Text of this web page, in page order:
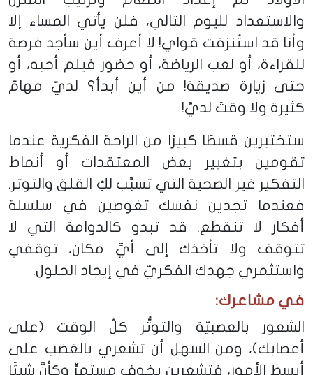
والاستعداد لليوم التالي، فلن يأتي المساء إلا
وأنا قد استُنزفت قواي! لا أعرف أين سأجد فرصة
للقراءة، أو لعب الرياضة، أو حضور فيلم أحبه، أو
حتى زيارة صديقة! من أين أبدأ؟ لديّ مهامّ
كثيرة ولا وقتَ لديَّ!
ستختبرين قسطًا كبيرًا من الراحة الفكرية عندما
تقومين بتغيير بعض المعتقدات أو أنماط
التفكير غير الصحية التي تسبِّب لكِ القلق والتوتر.
فعندما تجدين نفسك تغوصين في سلسلة
أفكار لا تنقطع. قد تبدو كالدوامة التي لا
تتوقف ولا تأخذك إلى أيِّ مكان، توقفي
واستثمري جهدك الفكريَّ في إيجاد الحلول.
في مشاعرك:
الشعور بالعصبيَّة والتوتُّر كلَّ الوقت (على
أعصابك)، ومن السهل أن تشعري بالغضب على
أبسط الأمور، فتشعرين بخوف مستمرٍّ وكأنَّ شيئًا